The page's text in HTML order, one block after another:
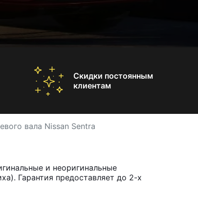
Скидки постоянным
клиентам
вала Nissan Sentra
и неоригинальные
Гарантия предоставляет до 2-х